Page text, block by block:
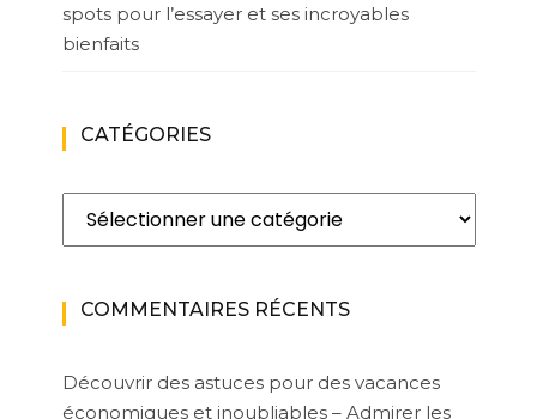
spots pour l’essayer et ses incroyables
bienfaits
CATÉGORIES
Catégories
COMMENTAIRES RÉCENTS
Découvrir des astuces pour des vacances
économiques et inoubliables – Admirer les